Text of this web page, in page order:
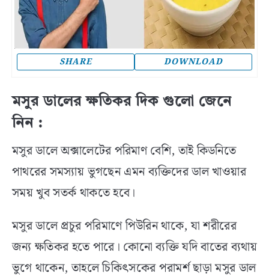
SHARE DOWNLOAD
মসুর ডালের ক্ষতিকর দিক গুলো জেনে
নিন :
মসুর ডালে অক্সালেটের পরিমাণ বেশি, তাই কিডনিতে
পাথরের সমস্যায় ভুগছেন এমন ব্যক্তিদের ডাল খাওয়ার
সময় খুব সতর্ক থাকতে হবে।
মসুর ডালে প্রচুর পরিমাণে পিউরিন থাকে, যা শরীরের
জন্য ক্ষতিকর হতে পারে। কোনো ব্যক্তি যদি বাতের ব্যথায়
ভুগে থাকেন, তাহলে চিকিৎসকের পরামর্শ ছাড়া মসুর ডাল